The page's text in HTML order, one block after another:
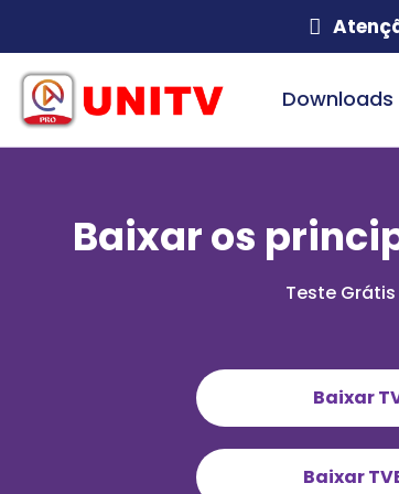
Downloads
Baixar os
Teste Grátis
Baixar
Baixar